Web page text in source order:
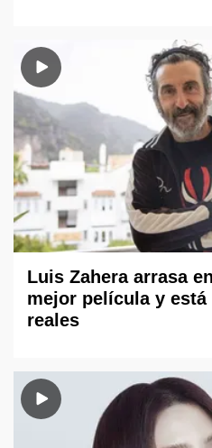
Luis Zahera arrasa
mejor película y está
reales